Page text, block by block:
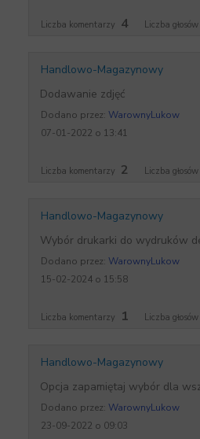
Liczba komentarzy 4 Liczba głosów
Handlowo-Magazynowy
Dodawanie zdjęć
Dodano przez: WarownyLukow
07-01-2022 o 13:41
Liczba komentarzy 2 Liczba głosów
Handlowo-Magazynowy
Wybór drukarki do wydruków
Dodano przez: WarownyLukow
15-02-2024 o 15:58
Liczba komentarzy 1 Liczba głosów
Handlowo-Magazynowy
Opcja zapamiętaj wybór dla
Dodano przez: WarownyLukow
23-09-2022 o 09:03